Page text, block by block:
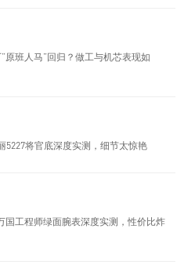
原班人马”回归？做工与机芯表现如
5227将官底深度实测，细节太惊艳
国工程师绿面腕表深度实测，性价比炸